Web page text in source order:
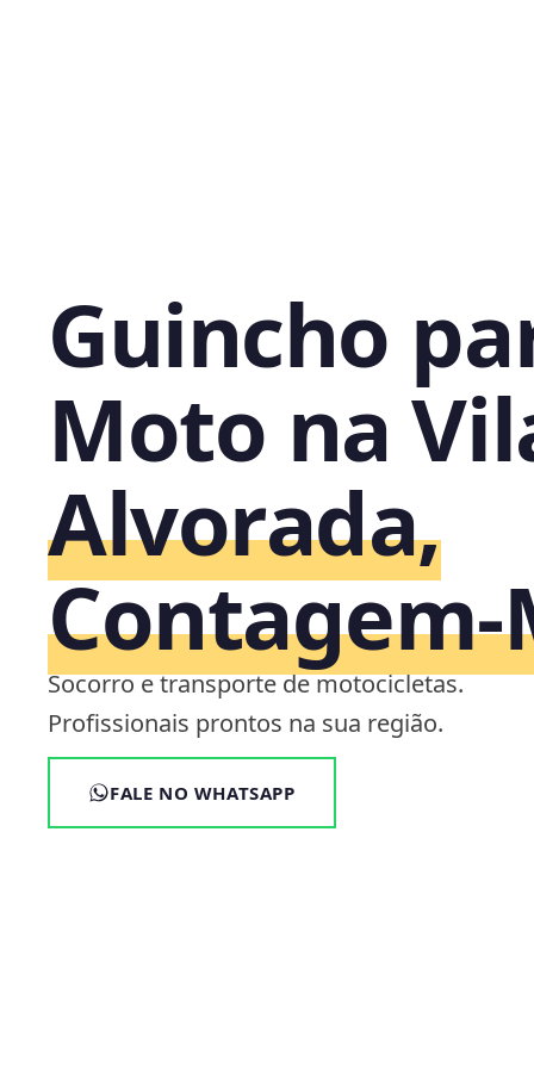
Guincho
Moto na
Alvorada,
Socorro e transporte de motocicletas.
Profissionais prontos na sua região.
FALE NO WHATSAPP